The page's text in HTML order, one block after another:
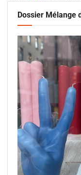
Dossier Mélange